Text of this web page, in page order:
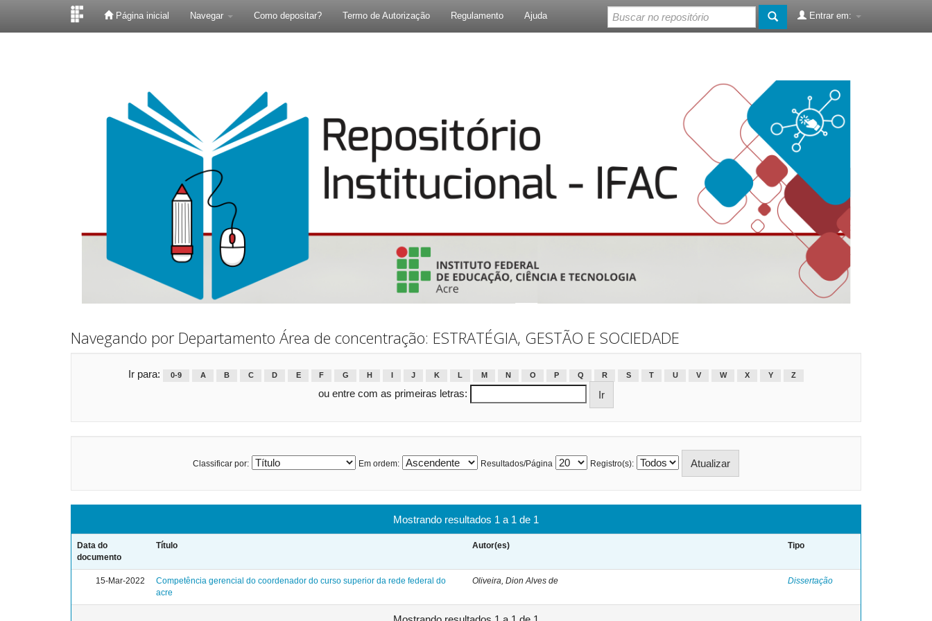
Página inicial Navegar Como depositar? Termo de Autorização Regulamento Ajuda Entrar em:
Navegando por Departamento Área de concentração: ESTRATÉGIA, GESTÃO E SOCIEDADE
Ir para: 0-9 A B C D E F G H J K L M N O P Q R S T U V W X Y Z
ou entre com as primeiras letras:
Classificar por: Em ordem: Resultados/Página Registro(s):
Mostrando resultados 1 a 1 de 1
Data do
documento
Título Autor(es) Tipo
15-Mar-2022
Competência gerencial do coordenador do curso superior da rede federal do
acre
Oliveira, Dion Alves de Dissertação